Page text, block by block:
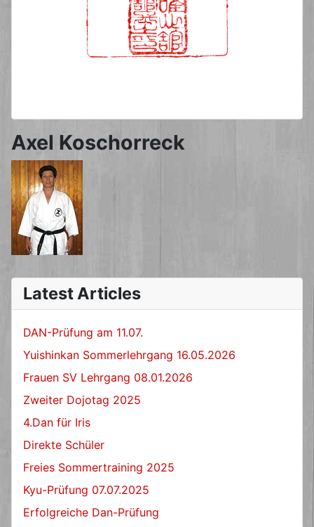
Axel Koschorreck
Latest Articles
DAN-Prüfung am 11.07.
Yuishinkan Sommerlehrgang 16.05.2026
Frauen SV Lehrgang 08.01.2026
Zweiter Dojotag 2025
4.Dan für Iris
Direkte Schüler
Freies Sommertraining 2025
Kyu-Prüfung 07.07.2025
Erfolgreiche Dan-Prüfung